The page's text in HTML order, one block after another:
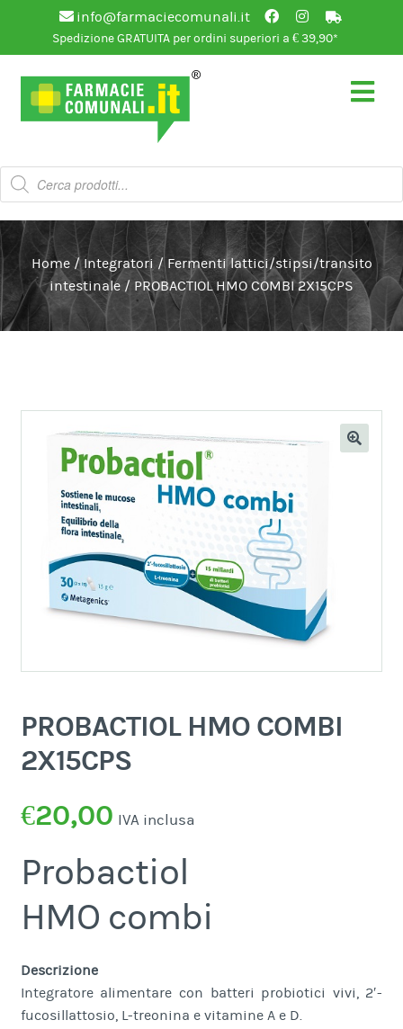
info@farmaciecomunali.it
Spedizione GRATUITA per ordini superiori a € 39,90*
Vai
alla
navigazione
Vai
al
contenuto
Products
search
Home /Integratori /Fermenti lattici/stipsi/transito
intestinale / PROBACTIOL HMO COMBI 2X15CPS
PROBACTIOL HMO COMBI
2X15CPS
€20,00 IVA inclusa
Probactiol
HMO combi
Descrizione
Integratore alimentare con batteri probiotici vivi, 2′-
fucosillattosio, L-treonina e vitamine A e D.